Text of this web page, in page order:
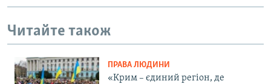
Читайте також
ПРАВА ЛЮДИНИ
«Крим – єдиний регіон, де